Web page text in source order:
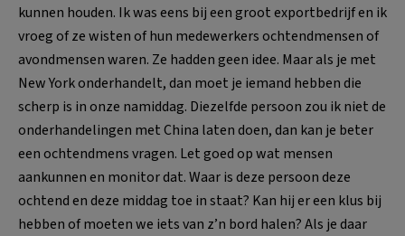
kunnen houden. Ik was eens bij een groot exportbedrijf en ik
vroeg of ze wisten of hun medewerkers ochtendmensen of
avondmensen waren. Ze hadden geen idee. Maar als je met
New York onderhandelt, dan moet je iemand hebben die
scherp is in onze namiddag. Diezelfde persoon zou ik niet de
onderhandelingen met China laten doen, dan kan je beter
een ochtendmens vragen. Let goed op wat mensen
aankunnen en monitor dat. Waar is deze persoon deze
ochtend en deze middag toe in staat? Kan hij er een klus bij
hebben of moeten we iets van z’n bord halen? Als je daar